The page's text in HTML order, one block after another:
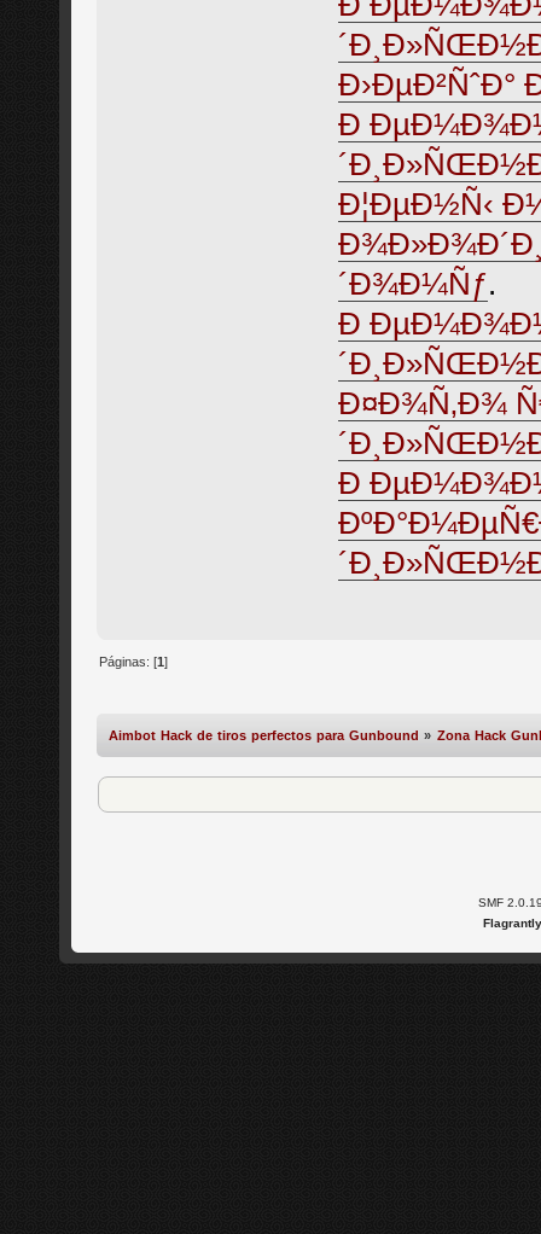
Ð
Ð¦ÐµÐ½Ñ‹
´Ð¾Ð¼Ñƒ.
Ð
Ð¤Ð¾Ñ‚Ð¾
Ð
Páginas: [1]
Aimbot Hack de tiros perfectos para Gunbound » Zona Hack
SMF
Flagrantly